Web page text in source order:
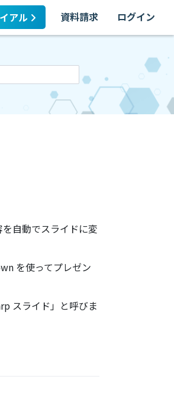
アル 資料請求 ログイン
自動でスライドに変
を使ってプレゼン
スライド」と呼びま